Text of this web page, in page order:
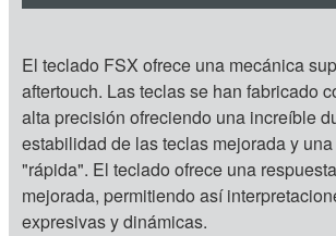
El teclado FSX ofrece una mecánica
aftertouch. Las teclas se han fabricado
alta precisión ofreciendo una increíble
estabilidad de las teclas mejorada y
"rápida". El teclado ofrece una
mejorada, permitiendo así
expresivas y dinámicas.